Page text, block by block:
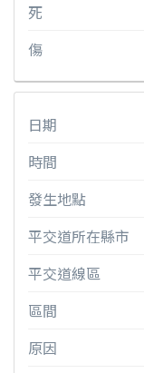
死
傷
日期
時間
發生地點
平交道所在縣市
平交道線區
區間
原因